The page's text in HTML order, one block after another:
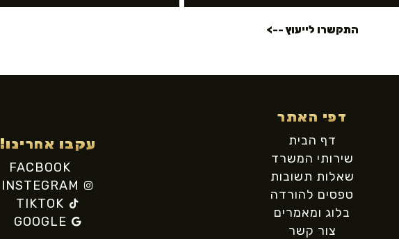
התקשרו לייעוץ -->
דפי האתר
דף הבית
שירותי המשרד
שאלות תשובות
טפסים להורדה
בלוג ומאמרים
צור קשר
עקבו אחרינו!
FACBOOK
INSTEGRAM
TIKTOK
GOOGLE